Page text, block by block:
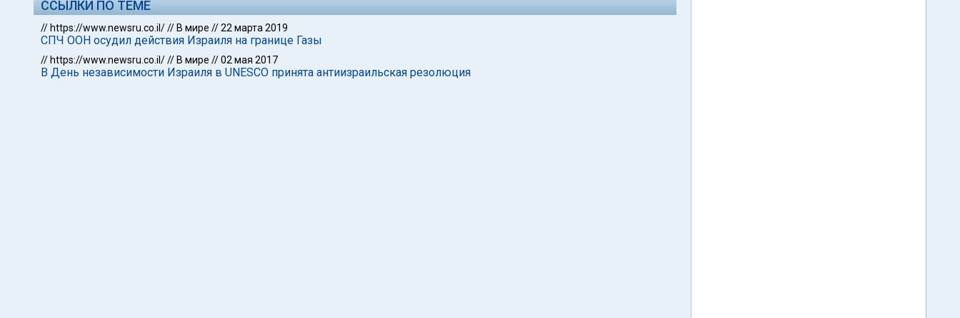
ССЫЛКИ ПО ТЕМЕ
// https://www.newsru.co.il/// В мире //22 марта 2019
СПЧ ООН осудил действия Израиля на границе Газы
// https://www.newsru.co.il/// В мире //02 мая 2017
В День независимости Израиля в UNESCO принята антиизраильская резолюция